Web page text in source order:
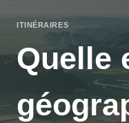
ITINÉRAIRES
Quelle